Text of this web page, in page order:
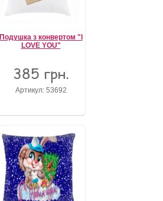
Подушка з конвертом "I
LOVE YOU"
385 грн.
Артикул: 53692